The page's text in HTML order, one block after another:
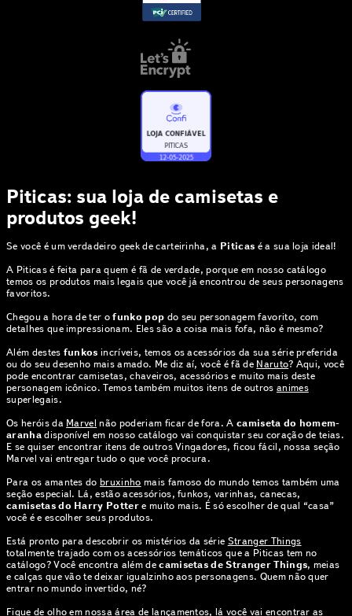
Piticas: sua loja de camisetas e
produtos geek!
Se você é um verdadeiro geek de carteirinha, a Piticas é a sua loja ideal!
A Piticas é feita para quem é fã de verdade, porque em nosso catálogo
temos os produtos mais legais que você já encontrou de seus personagens
favoritos.
Chegou a hora de ter ofunko pop do seu personagem favorito, com
detalhes que impressionam. Eles são a coisa mais fofa, não é mesmo?
Além destes funkos incríveis, temos os acessórios da sua série preferida
ou do seu desenho mais amado. Me diz aí, você é fã de Naruto? Aqui, você
pode encontrar camisetas, chaveiros, acessórios e muito mais deste
personagem icônico. Temos também muitos itens de outros animes
superlegais.
Os heróis da Marvel não poderiam ficar de fora. Acamiseta do homem-
aranhadisponível em nosso catálogo vai conquistar seu coração de teias.
E se quiser encontrar itens de outros Vingadores, ficou fácil, nossa seção
Marvel vai entregar tudo o que você procura.
Para os amantes dobruxinho mais famoso do mundo temos também uma
seção especial. Lá, estão acessórios, funkos, varinhas, canecas,
camisetas do Harry Potter e muito mais. É só escolher de qual “casa”
você é e escolher seus produtos.
Está pronto para descobrir os mistérios da série Stranger Things
totalmente trajado com os acessórios temáticos que a Piticas tem no
catálogo? Você encontra além decamisetas de Stranger Things, meias
e calças que vão te deixar igualzinho aos personagens. Quem não quer
entrar no mundo invertido, né?
Fique de olho em nossa área de lançamentos, lá você vai encontrar as